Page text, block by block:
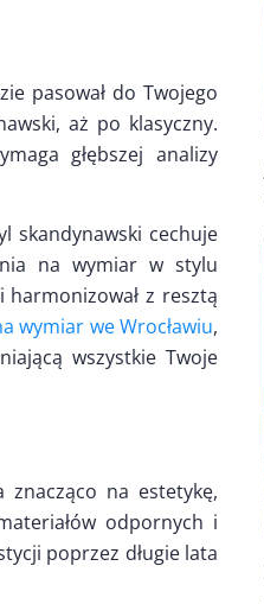
pasował do Twojego
aż po klasyczny.
głębszej analizy
skandynawski cechuje
na wymiar w stylu
z resztą
wymiar we Wrocławiu,
wszystkie Twoje
na estetykę,
odpornych i
poprzez długie lata